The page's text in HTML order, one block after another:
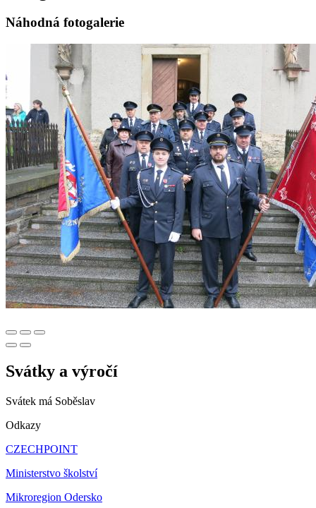
Náhodná fotogalerie
Svátky a výročí
Svátek má Soběslav
Odkazy
CZECHPOINT
Ministerstvo školství
Mikroregion Odersko